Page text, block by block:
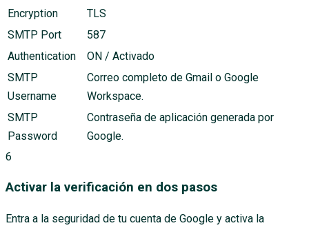
Encryption
TLS
SMTP Port
587
Authentication
ON / Activado
SMTP
Username
Correo completo de Gmail o Google
Workspace.
SMTP
Password
Contraseña de aplicación generada por
Google.
6
Activar la verificación en dos pasos
Entra a la seguridad de tu cuenta de Google y activa la